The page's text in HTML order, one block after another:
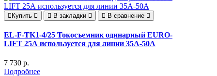
Купить В закладки В сравнение
EL-F-TK1-4/25 Токосъемник одинарный EURO-
LIFT 25А используется для линии 35A-50A
7 730 р.
Подробнее